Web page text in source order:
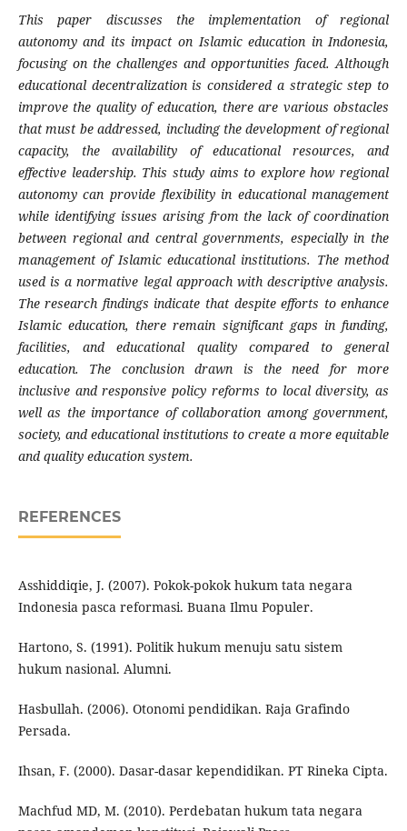
This paper discusses the implementation of regional
autonomy and its impact on Islamic education in Indonesia,
focusing on the challenges and opportunities faced. Although
educational decentralization is considered a strategic step to
improve the quality of education, there are various obstacles
that must be addressed, including the development of regional
capacity, the availability of educational resources, and
effective leadership. This study aims to explore how regional
autonomy can provide flexibility in educational management
while identifying issues arising from the lack of coordination
between regional and central governments, especially in the
management of Islamic educational institutions. The method
used is a normative legal approach with descriptive analysis.
The research findings indicate that despite efforts to enhance
Islamic education, there remain significant gaps in funding,
facilities, and educational quality compared to general
education. The conclusion drawn is the need for more
inclusive and responsive policy reforms to local diversity, as
well as the importance of collaboration among government,
society, and educational institutions to create a more equitable
and quality education system.
REFERENCES
Asshiddiqie, J. (2007). Pokok-pokok hukum tata negara
Indonesia pasca reformasi. Buana Ilmu Populer.
Hartono, S. (1991). Politik hukum menuju satu sistem
hukum nasional. Alumni.
Hasbullah. (2006). Otonomi pendidikan. Raja Grafindo
Persada.
Ihsan, F. (2000). Dasar-dasar kependidikan. PT Rineka Cipta.
Machfud MD, M. (2010). Perdebatan hukum tata negara